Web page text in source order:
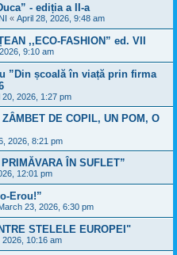
- ediția a II-a
« April 28, 2026, 9:48 am
,,ECO-FASHION” ed. VII
9:10 am
”Din școală în viață prin firma
20, 2026, 1:27 pm
DE COPIL, UN POM, O
2026, 8:21 pm
ÎN SUFLET”
12:01 pm
Erou!”
23, 2026, 6:30 pm
STELELE EUROPEI"
2026, 10:16 am